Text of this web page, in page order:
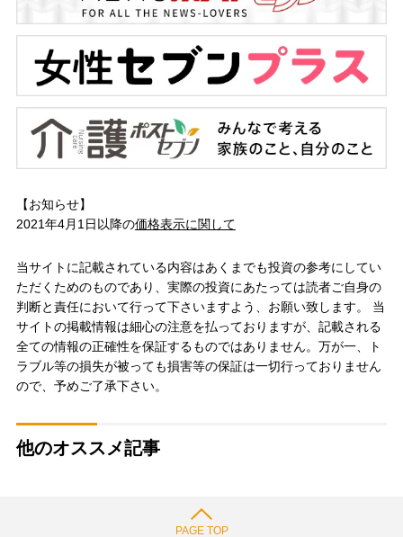
【お知らせ】
2021年4月1日以降の価格表示に関して
当サイトに記載されている内容はあくまでも投資の参考にしてい
ただくためのものであり、実際の投資にあたっては読者ご自身の
判断と責任において行って下さいますよう、お願い致します。 当
サイトの掲載情報は細心の注意を払っておりますが、記載される
全ての情報の正確性を保証するものではありません。万が一、ト
ラブル等の損失が被っても損害等の保証は一切行っておりません
ので、予めご了承下さい。
他のオススメ記事
PAGE TOP